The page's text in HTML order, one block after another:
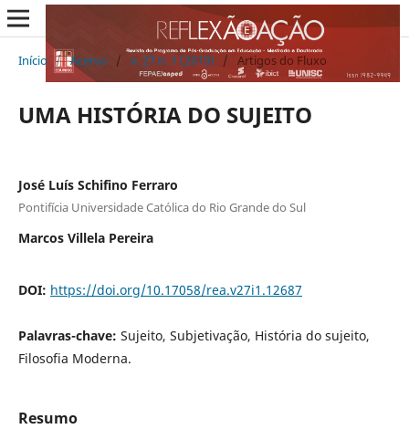
Início / Acervo / v. 27 n. 1 (2019) / Artigos do Fluxo
UMA HISTÓRIA DO SUJEITO
José Luís Schifino Ferraro
Pontifícia Universidade Católica do Rio Grande do Sul
Marcos Villela Pereira
DOI: https://doi.org/10.17058/rea.v27i1.12687
Palavras-chave: Sujeito, Subjetivação, História do sujeito,
Filosofia Moderna.
Resumo